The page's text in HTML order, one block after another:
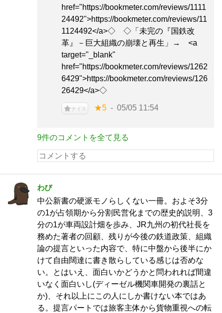
href="https://bookmeter.com/reviews/1111
24492">https://bookmeter.com/reviews/11
1124492</a>◇ ◇「未完の『国鉄改
革』－巨大組織の崩壊と再生」→ <a
target="_blank"
href="https://bookmeter.com/reviews/1262
6429">https://bookmeter.com/reviews/126
26429</a>◇
ナイス ★5 05/05 11:54
9件のコメントを全て見る
わび
中公新書の硬派モノらしくない一冊。およそ3分
の1が占領期から分割民営化までの歴史的説明、3
分の1が車両設計畑を歩み、JR九州の初代社長を
務めた著者の回顧、残りが今後の鉄道政策、組織
論の提言といった内容で、特に中盤から後半にか
けて自由闊達に書き散らしている感じは否めな
い。とはいえ、面白いかどうかと問われれば間違
いなく面白いし(ディーゼル機関車開発の裏話と
か)、それ以上にこの人にしか書けない本ではあ
る。提言パートでは旅客主体から貨物重視への転